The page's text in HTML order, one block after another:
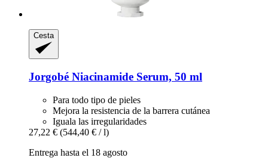
Cesta
Jorgobé Niacinamide Serum, 50 ml
Para todo tipo de pieles
Mejora la resistencia de la barrera cutánea
Iguala las irregularidades
27,22 € (544,40 € / l)
Entrega hasta el 18 agosto